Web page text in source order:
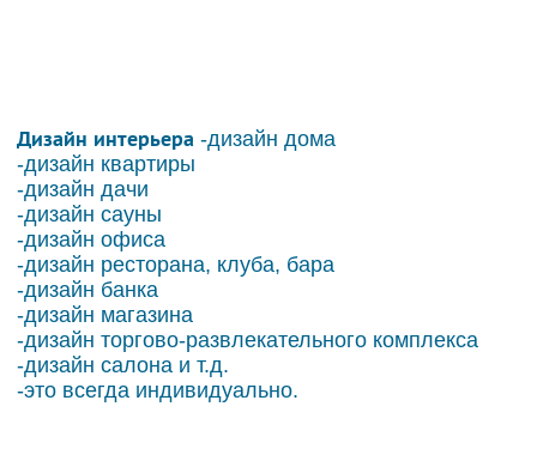
Дизайн интерьера -дизайн дома
-дизайн квартиры
-дизайн дачи
-дизайн сауны
-дизайн офиса
-дизайн ресторана, клуба, бара
-дизайн банка
-дизайн магазина
-дизайн торгово-развлекательного комплекса
-дизайн салона и т.д.
-это всегда индивидуально.